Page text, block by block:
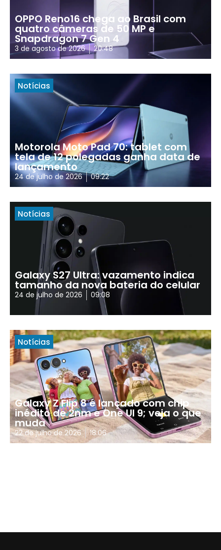
OPPO Reno16 chega ao Brasil com
quatro câmeras de 50 MP e
Snapdragon 7 Gen 4
3 de agosto de 2026 20:48
Notícias
Motorola Moto Pad 70: tablet com
tela de 12 polegadas ganha data de
lançamento
24 de julho de 2026 09:22
Notícias
Galaxy S27 Ultra: vazamento indica
tamanho da nova bateria do celular
24 de julho de 2026 09:08
Notícias
Galaxy Z Flip 8 é lançado com chip
inédito de 2nm e One UI 9; veja o que
muda
22 de julho de 2026 18:06